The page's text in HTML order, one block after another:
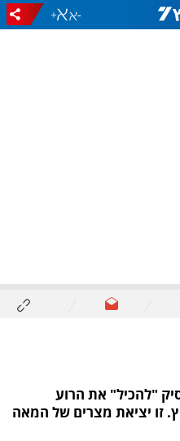
-
+
"להכיל" את הרוע
זו יציאת מצרים של המאה